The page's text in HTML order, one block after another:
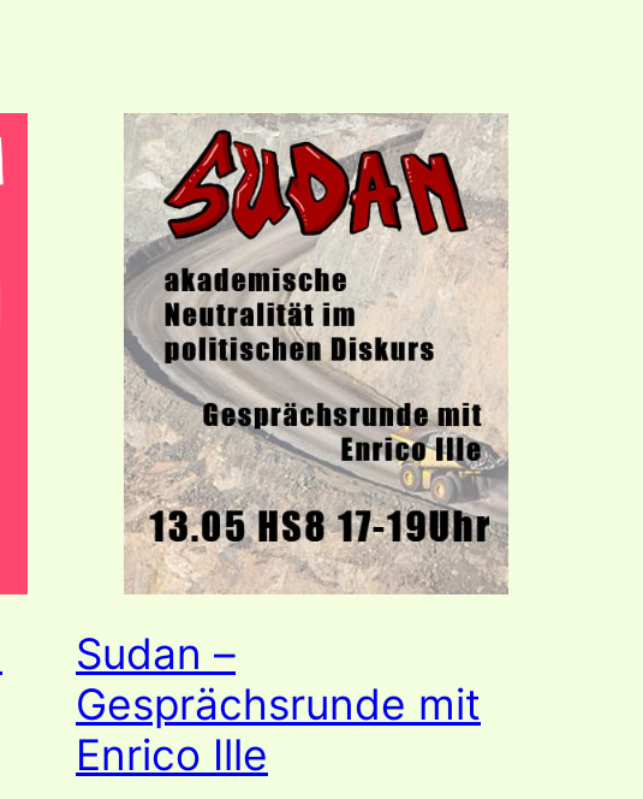
Sudan –
Gesprächsrunde mit
Enrico Ille